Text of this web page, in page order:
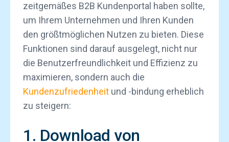
zeitgemäßes B2B Kundenportal haben sollte,
um Ihrem Unternehmen und Ihren Kunden
den größtmöglichen Nutzen zu bieten. Diese
Funktionen sind darauf ausgelegt, nicht nur
die Benutzerfreundlichkeit und Effizienz zu
maximieren, sondern auch die
Kundenzufriedenheit und -bindung erheblich
zu steigern:
1. Download von